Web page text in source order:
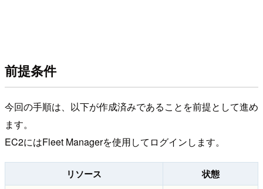
前提条件
今回の手順は、以下が作成済みであることを前提として進め
ます。
EC2にはFleet Managerを使用してログインします。
リソース 状態